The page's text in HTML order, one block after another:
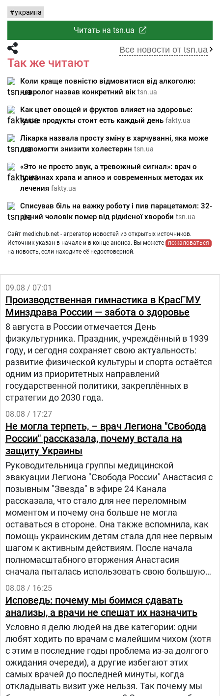
украина
Читать на tsn.ua
Все новости от tsn.ua
Так же читают
Коли краще повністю відмовитися від алкоголю:
невролог назвав конкретний вік tsn.ua
Как цвет овощей и фруктов влияет на здоровье:
какие продукты стоит есть каждый день fakty.ua
Лікарка назвала просту зміну в харчуванні, яка може
допомогти знизити холестерин tsn.ua
«Это не просто звук, а тревожный сигнал»: врач о
причинах храпа и апноэ и современных методах их
лечения fakty.ua
Списував біль на важку роботу і пив парацетамол: 32-
річний чоловік помер від рідкісної хвороби tsn.ua
Сайт medichub.net - агрегатор новостей из открытых источников.
Источник указан в начале и в конце анонса. Вы можете
пожаловаться
на новость, если находите её недостоверной.
09.08 / 07:01
Производственная гимнастика в КрасГМУ
Минздрава России — забота о здоровье
8 августа в России отмечается День
физкультурника. Праздник, учреждённый в 1939
году, и сегодня сохраняет свою актуальность:
развитие физической культуры и спорта остаётся
одним из приоритетных направлений
государственной политики, закреплённых в
стратегии до 2030 года.
08.08 / 17:27
Не могла терпеть, – врач Легиона "Свобода
России" рассказала, почему встала на
защиту Украины
Руководительница группы медицинской
эвакуации Легиона "Свобода России" Анастасия с
позывным "Звезда" в эфире 24 Канала
рассказала, что стало для нее переломным
моментом и почему она больше не могла
оставаться в стороне. Она также вспомнила, как
помощь украинским детям стала для нее первым
шагом к активным действиям. После начала
полномасштабного вторжения Анастасия
сначала пыталась использовать свою большую
русскоязычную аудиторию, чтобы объяснять
людям в России, что на самом деле происходит в
Украине.
08.08 / 16:25
Исповедь: почему мы боимся сдавать
анализы, а врачи не спешат их назначить
Условно я делю людей на две категории: одни
любят ходить по врачам с малейшим чихом (хотя
с этим в последние годы проблема из-за долгого
ожидания очереди), а другие избегают этих
самых врачей до последней минуты, когда
откладывать визит уже нельзя. Так почему мы